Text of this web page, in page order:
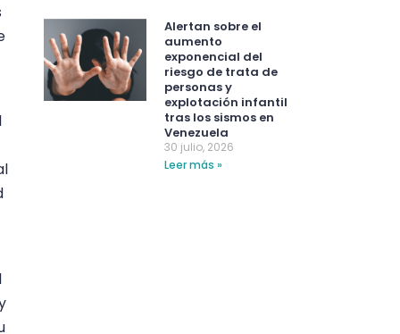
Alertan sobre el
aumento
exponencial del
riesgo de trata de
personas y
explotación infantil
tras los sismos en
Venezuela
30 julio, 2026
Leer más »